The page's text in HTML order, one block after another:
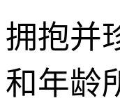
拥抱并
和年龄